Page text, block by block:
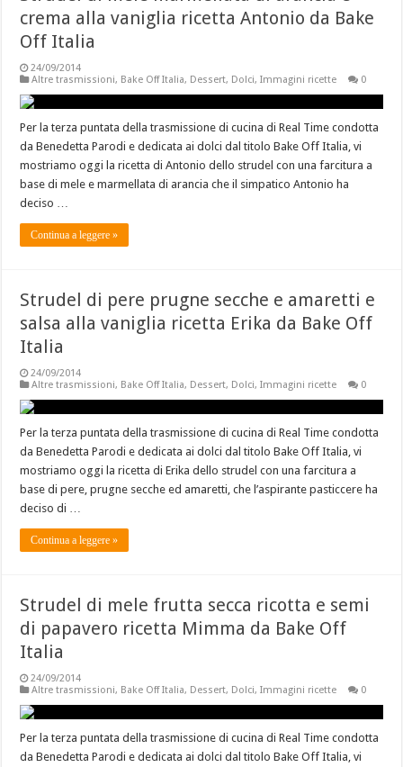
crema alla vaniglia ricetta Antonio da Bake
Off Italia
24/09/2014
Altre trasmissioni, Bake Off Italia, Dessert, Dolci,Immagini ricette 0
Per la terza puntata della trasmissione di cucina di Real Time condotta
da Benedetta Parodi e dedicata ai dolci dal titolo Bake Off Italia, vi
mostriamo oggi la ricetta di Antonio dello strudel con una farcitura a
base di mele e marmellata di arancia che il simpatico Antonio ha
deciso …
Continua a leggere »
Strudel di pere prugne secche e amaretti e
salsa alla vaniglia ricetta Erika da Bake Off
Italia
24/09/2014
Altre trasmissioni, Bake Off Italia, Dessert, Dolci,Immagini ricette 0
Per la terza puntata della trasmissione di cucina di Real Time condotta
da Benedetta Parodi e dedicata ai dolci dal titolo Bake Off Italia, vi
mostriamo oggi la ricetta di Erika dello strudel con una farcitura a
base di pere, prugne secche ed amaretti, che l’aspirante pasticcere ha
deciso di …
Continua a leggere »
Strudel di mele frutta secca ricotta e semi
di papavero ricetta Mimma da Bake Off
Italia
24/09/2014
Altre trasmissioni, Bake Off Italia, Dessert, Dolci,Immagini ricette 0
Per la terza puntata della trasmissione di cucina di Real Time condotta
da Benedetta Parodi e dedicata ai dolci dal titolo Bake Off Italia, vi